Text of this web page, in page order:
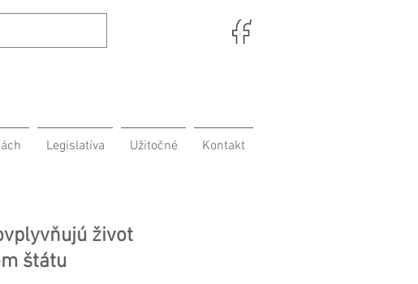
Legislatíva Užitočné Kontakt
život
štátu